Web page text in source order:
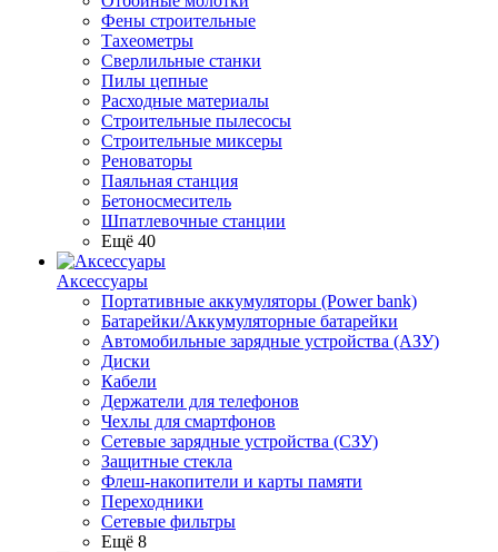
Фены строительные
Тахеометры
Сверлильные станки
Пилы цепные
Расходные материалы
Строительные пылесосы
Строительные миксеры
Реноваторы
Паяльная станция
Бетоносмеситель
Шпатлевочные станции
Ещё 40
Аксессуары
Портативные аккумуляторы (Power bank)
Батарейки/Аккумуляторные батарейки
Автомобильные зарядные устройства (АЗУ)
Диски
Кабели
Держатели для телефонов
Чехлы для смартфонов
Сетевые зарядные устройства (СЗУ)
Защитные стекла
Флеш-накопители и карты памяти
Переходники
Сетевые фильтры
Ещё 8